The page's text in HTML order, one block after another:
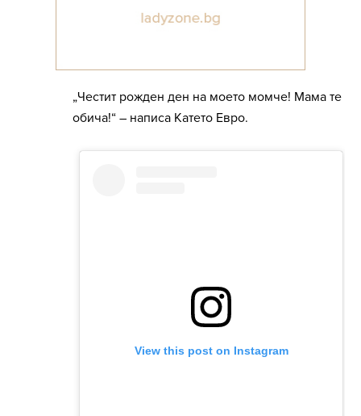
„Честит рожден ден на моето момче! Мама те
обича!“ – написа Катето Евро.